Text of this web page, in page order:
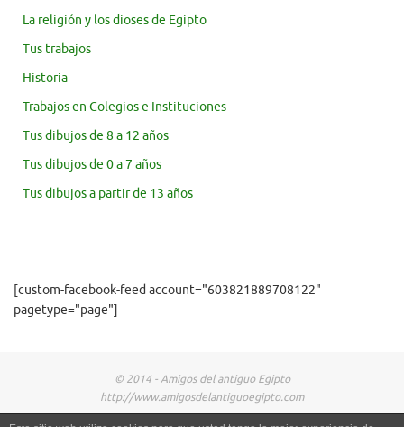
La religión y los dioses de Egipto
Tus trabajos
Historia
Trabajos en Colegios e Instituciones
Tus dibujos de 8 a 12 años
Tus dibujos de 0 a 7 años
Tus dibujos a partir de 13 años
[custom-facebook-feed account="603821889708122"
pagetype="page"]
© 2014 - Amigos del antiguo Egipto
http://www.amigosdelantiguoegipto.com